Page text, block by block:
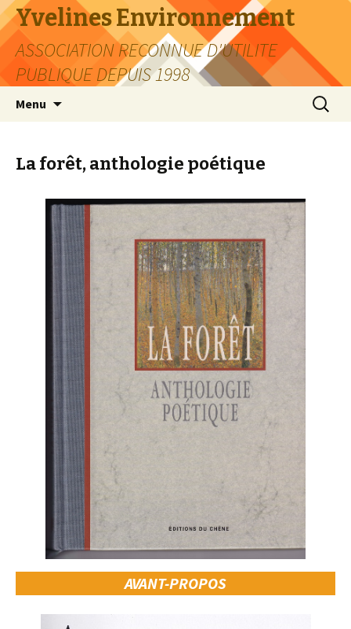
Yvelines Environnement
ASSOCIATION RECONNUE D'UTILITE
PUBLIQUE DEPUIS 1998
Menu
La forêt, anthologie poétique
AVANT-PROPOS